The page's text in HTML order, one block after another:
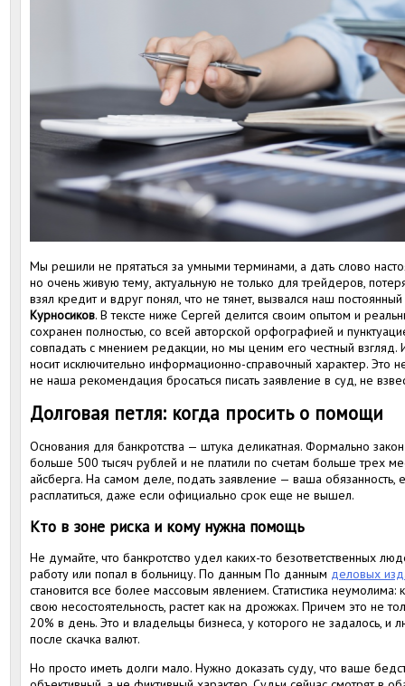
Мы решили не прятаться за умными терминами, а дать слово
но очень живую тему, актуальную не только для трейдеров,
взял кредит и вдруг понял, что не тянет, вызвался наш
Курносиков. В тексте ниже Сергей делится своим опытом и
сохранен полностью, со всей авторской орфографией и
совпадать с мнением редакции, но мы ценим его честный взгляд.
носит исключительно информационно-справочный характер. Это
не наша рекомендация бросаться писать заявление в суд, не
Долговая петля: когда просить о помощи
Основания для банкротства — штука деликатная. Формально
больше 500 тысяч рублей и не платили по счетам больше трех
айсберга. На самом деле, подать заявление — ваша обязанность,
расплатиться, даже если официально срок еще не вышел.
Кто в зоне риска и кому нужна помощь
Не думайте, что банкротство удел каких-то безответственных
работу или попал в больницу. По данным По данным деловых
становится все более массовым явлением. Статистика
свою несостоятельность, растет как на дрожжах. Причем это не
20% в день. Это и владельцы бизнеса, у которого не задалось, и
после скачка валют.
Но просто иметь долги мало. Нужно доказать суду, что ваше